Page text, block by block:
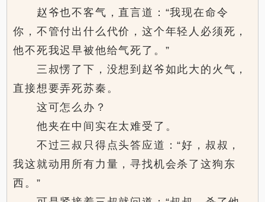
赵爷也不客气，直言道：“我现在命令
你，不管付出什么代价，这个年轻人必须死，
他不死我迟早被他给气死了。”
三叔愣了下，没想到赵爷如此大的火气，
直接想要弄死苏秦。
这可怎么办？
他夹在中间实在太难受了。
不过三叔只得点头答应道：“好，叔叔，
我这就动用所有力量，寻找机会杀了这狗东
西。”